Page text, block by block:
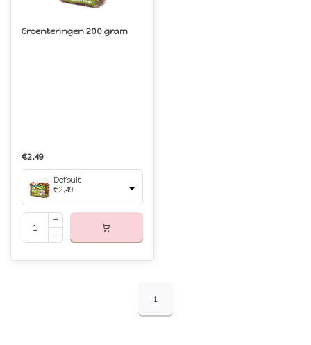
Groenteringen 200 gram
€2,49
Default
€2,49
1